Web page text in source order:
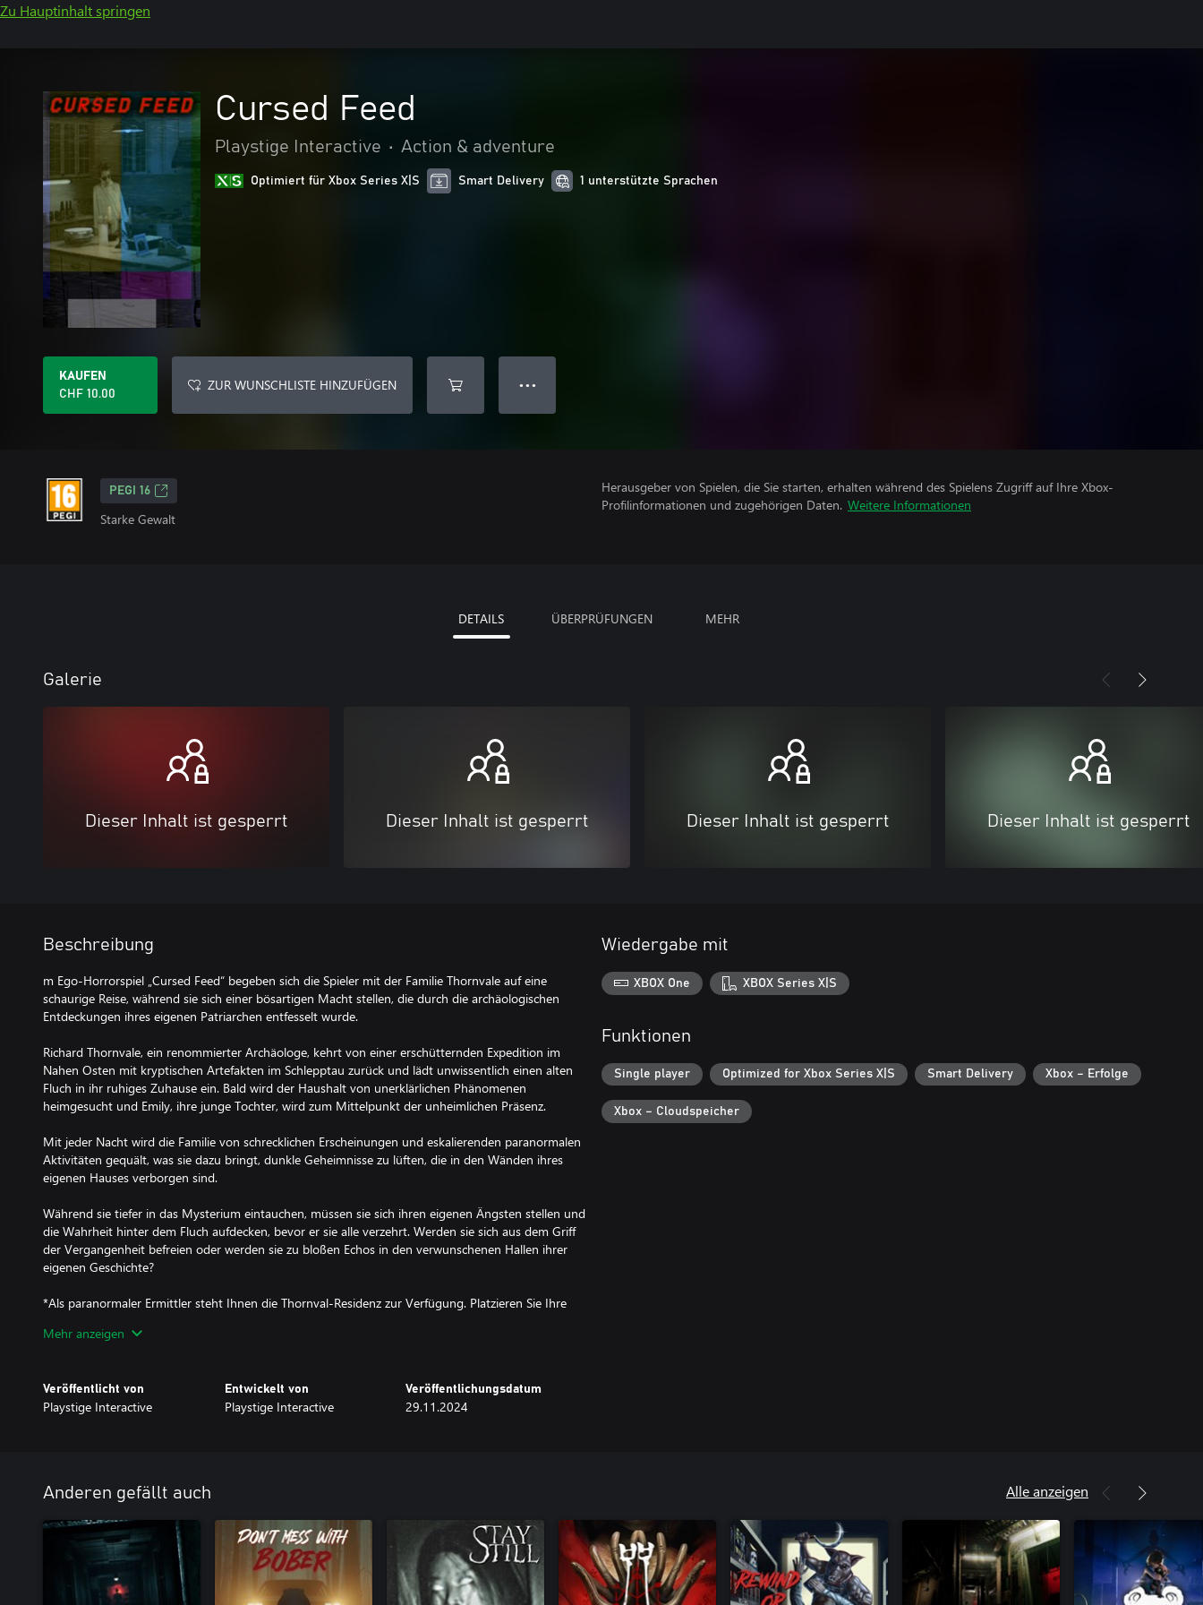
Zu Hauptinhalt springen
Cursed Feed
Playstige Interactive • Action & adventure
Optimiert für Xbox Series X|S Smart Delivery 1 unterstützte Sprachen
KAUFEN
CHF 10.00
ZUR WUNSCHLISTE HINZUFÜGEN ● ● ●
PEGI 16
Starke Gewalt
Herausgeber von Spielen, die Sie starten, erhalten während des Spielens Zugriff auf Ihre Xbox-
Profilinformationen und zugehörigen Daten. Weitere Informationen
DETAILS ÜBERPRÜFUNGEN MEHR
Galerie
Dieser Inhalt ist gesperrt Dieser Inhalt ist gesperrt Dieser Inhalt ist gesperrt Dieser Inhalt ist gesperrt
Beschreibung
m Ego-Horrorspiel „Cursed Feed“ begeben sich die Spieler mit der Familie Thornvale auf eine
schaurige Reise, während sie sich einer bösartigen Macht stellen, die durch die archäologischen
Entdeckungen ihres eigenen Patriarchen entfesselt wurde.
Richard Thornvale, ein renommierter Archäologe, kehrt von einer erschütternden Expedition im
Nahen Osten mit kryptischen Artefakten im Schlepptau zurück und lädt unwissentlich einen alten
Fluch in ihr ruhiges Zuhause ein. Bald wird der Haushalt von unerklärlichen Phänomenen
heimgesucht und Emily, ihre junge Tochter, wird zum Mittelpunkt der unheimlichen Präsenz.
Mit jeder Nacht wird die Familie von schrecklichen Erscheinungen und eskalierenden paranormalen
Aktivitäten gequält, was sie dazu bringt, dunkle Geheimnisse zu lüften, die in den Wänden ihres
eigenen Hauses verborgen sind.
Während sie tiefer in das Mysterium eintauchen, müssen sie sich ihren eigenen Ängsten stellen und
die Wahrheit hinter dem Fluch aufdecken, bevor er sie alle verzehrt. Werden sie sich aus dem Griff
der Vergangenheit befreien oder werden sie zu bloßen Echos in den verwunschenen Hallen ihrer
eigenen Geschichte?
*Als paranormaler Ermittler steht Ihnen die Thornval-Residenz zur Verfügung. Platzieren Sie Ihre
*Verwenden Sie Ihre Kamera auf der Rückseite Ihres Lieferwagens, um Kameraübertragungen zu
unter der Thornval-Residenz aufzudecken.
Mehr anzeigen
Veröffentlicht von
Playstige Interactive
Entwickelt von
Playstige Interactive
Veröffentlichungsdatum
29.11.2024
Wiedergabe mit
XBOX One XBOX Series X|S
Funktionen
Single player Optimized for Xbox Series X|S Smart Delivery Xbox – Erfolge
Xbox – Cloudspeicher
Anderen gefällt auch Alle anzeigen